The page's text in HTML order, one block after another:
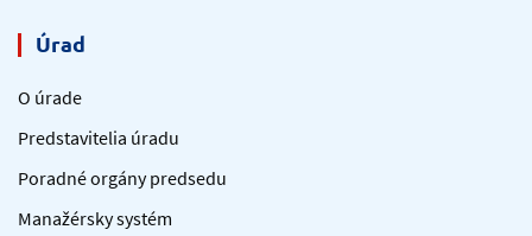
Úrad
O úrade
Predstavitelia úradu
Poradné orgány predsedu
Manažérsky systém